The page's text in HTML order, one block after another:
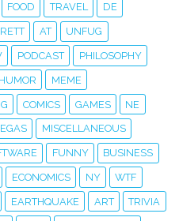
FOOD TRAVEL DE
AT UNFUG
PODCAST PHILOSOPHY
HUMOR MEME
COMICS GAMES NE
MISCELLANEOUS
FUNNY BUSINESS
ECONOMICS NY WTF
EARTHQUAKE ART TRIVIA